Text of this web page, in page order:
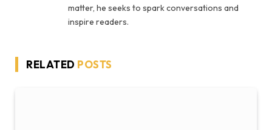
matter, he seeks to spark conversations and
inspire readers.
RELATED POSTS